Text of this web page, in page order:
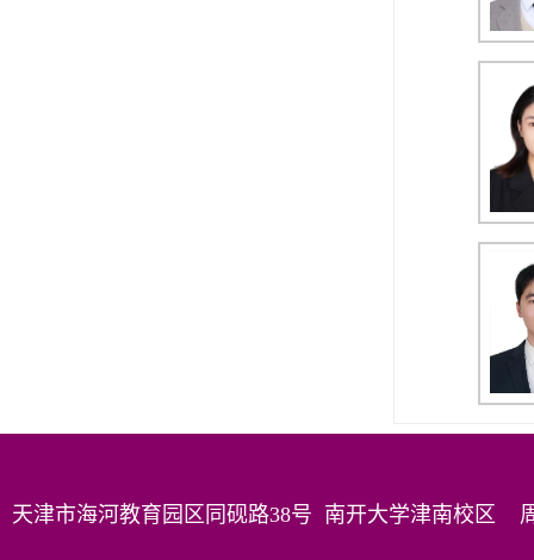
天津市海河教育园区同砚路38号 南开大学津南校区